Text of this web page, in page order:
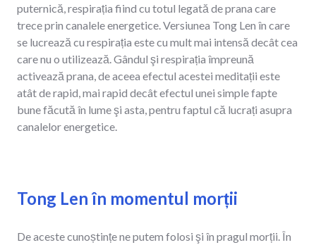
puternică, respirația fiind cu totul legată de prana care
trece prin canalele energetice. Versiunea Tong Len în care
se lucrează cu respirația este cu mult mai intensă decât cea
care nu o utilizează. Gândul şi respirația împreună
activează prana, de aceea efectul acestei meditații este
atât de rapid, mai rapid decât efectul unei simple fapte
bune făcută în lume şi asta, pentru faptul că lucrați asupra
canalelor energetice.
Tong Len în momentul morții
De aceste cunoștințe ne putem folosi şi în pragul morții. În